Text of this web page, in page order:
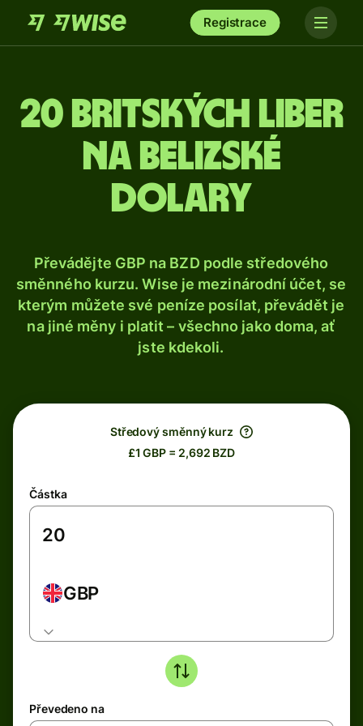
Registrace
20 britských liber
na belizské
dolary
Převádějte GBP na BZD podle středového
směnného kurzu. Wise je mezinárodní účet, se
kterým můžete své peníze posílat, převádět je
na jiné měny i platit – všechno jako doma, ať
jste kdekoli.
Středový směnný kurz
£1 GBP = 2,692 BZD
Částka
GBP
Převedeno na